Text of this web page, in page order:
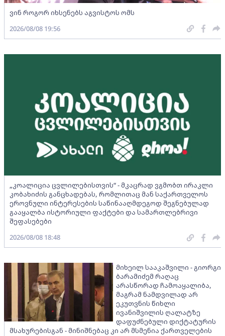
ვინ როგორ იხსენებს აგვისტოს ომს
2026/08/08 19:56
„კოალიცია ცვლილებისთვის“ - მკაცრად ვგმობთ ირაკლი
კობახიძის განცხადებას, რომლითაც მან საქართველოს
ეროვნული ინტერესების საწინააღმდეგოდ შეგნებულად
გააყალბა ისტორიული ფაქტები და სამართლებრივი
შეფასებები
2026/08/08 18:48
მიხეილ სააკაშვილი - გიორგი
ბარამიძემ რაღაც
არასწორად ჩამოაყალიბა,
მაგრამ ნამდვილად არ
ეკუთვნის წიხლი
ივანიშვილის ღალატზე
დაფუძნებული დიქტატურის
მსახურებისგან - მინიშნებაც კი არ მსმენია ქართველების